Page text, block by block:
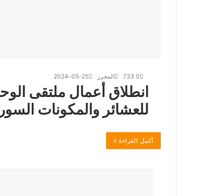
المحرر 2024-05-25 0
733
انطلاق أعمال ملتقى
للعشائر والمكونات
أكمل القراءة »